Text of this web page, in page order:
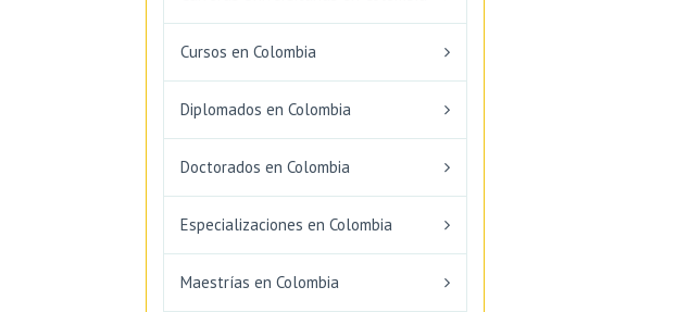
Cursos en Colombia
Diplomados en Colombia
Doctorados en Colombia
Especializaciones en Colombia
Maestrías en Colombia